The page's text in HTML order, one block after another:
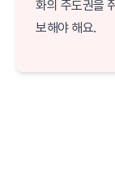
화의 주도권을
보해야 해요.